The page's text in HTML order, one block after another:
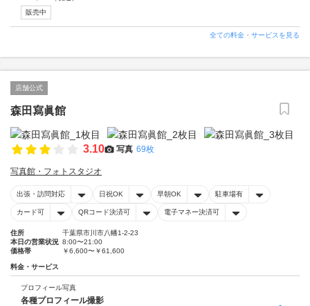
販売中
全ての料金・サービスを見る
店舗公式
森田寫眞館
3.10 写真 69枚
写真館・フォトスタジオ
出張・訪問対応 日祝OK 早朝OK 駐車場有
カード可 QRコード決済可 電子マネー決済可
住所
千葉県市川市八幡1-2-23
本日の営業状況 8:00〜21:00
価格帯
￥6,600〜￥61,600
料金・サービス
プロフィール写真
各種プロフィール撮影